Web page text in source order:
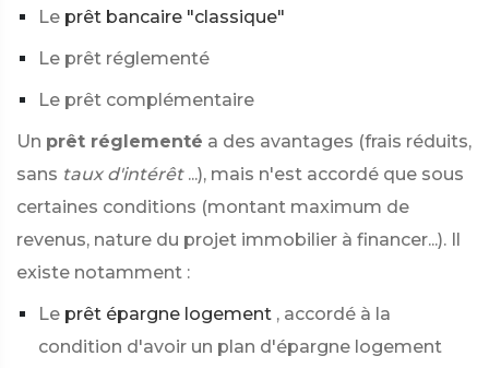
Le prêt bancaire "classique"
Le prêt réglementé
Le prêt complémentaire
Un prêt réglementé a des avantages (frais réduits,
sans taux d'intérêt ...), mais n'est accordé que sous
certaines conditions (montant maximum de
revenus, nature du projet immobilier à financer...). Il
existe notamment :
Le prêt épargne logement , accordé à la
condition d'avoir un plan d'épargne logement